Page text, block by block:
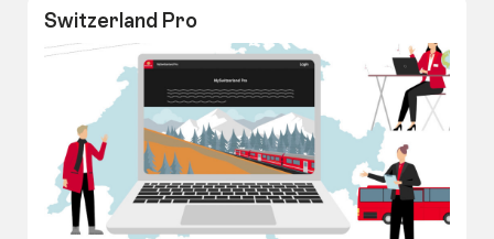
Switzerland Pro